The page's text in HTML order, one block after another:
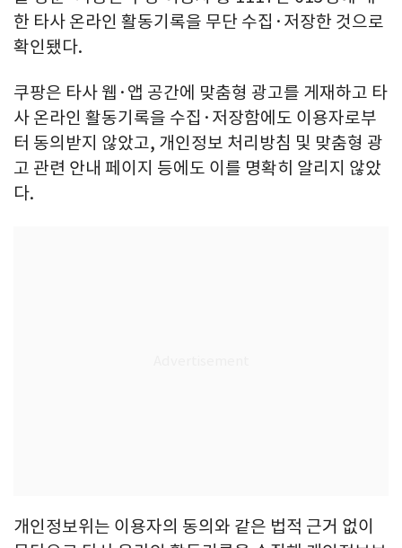
한 타사 온라인 활동기록을 무단 수집·저장한 것으로
확인됐다.
쿠팡은 타사 웹·앱 공간에 맞춤형 광고를 게재하고 타
사 온라인 활동기록을 수집·저장함에도 이용자로부
터 동의받지 않았고, 개인정보 처리방침 및 맞춤형 광
고 관련 안내 페이지 등에도 이를 명확히 알리지 않았
다.
개인정보위는 이용자의 동의와 같은 법적 근거 없이